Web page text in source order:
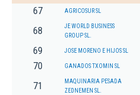
67 AGRICOSUR SL
68
JE WORLD BUSINESS
GROUP SL.
69 JOSE MORENO E HIJOS SL
70 GANADOS TXOMIN SL
71
MAQUINARIA PESADA
ZEDNEMEN SL.